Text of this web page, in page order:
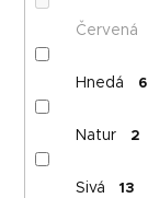
Červená
Hnedá 6
Natur 2
Sivá 13